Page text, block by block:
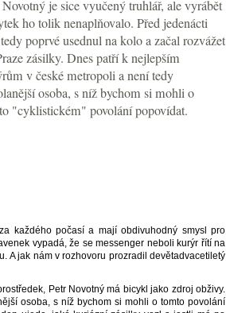
je sice vyučený truhlář, ale vyrábět
ho tolik nenaplňovalo. Před jedenácti
poprvé usednul na kolo a začal rozvážet
zásilky. Dnes patří k nejlepším
v české metropoli a není tedy
osoba, s níž bychom si mohli o
"cyklistickém" povolání popovídat.
každého počasí a mají obdivuhodný smysl pro
vypadá, že se messenger neboli kurýr řítí na
A jak nám v rozhovoru prozradil devětadvacetiletý
Petr Novotný má bicykl jako zdroj obživy.
osoba, s níž bychom si mohli o tomto povolání